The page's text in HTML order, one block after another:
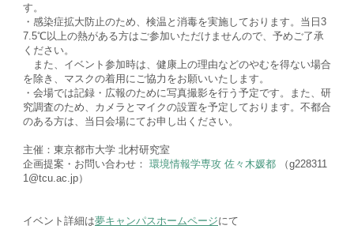
す。
・感染症拡大防止のため、検温と消毒を実施しております。当日3
7.5℃以上の熱がある方はご参加いただけませんので、予めご了承
ください。
また、イベント参加時は、健康上の理由などのやむを得ない場合
を除き、マスクの着用にご協力をお願いいたします。
・会場では記録・広報のために写真撮影を行う予定です。また、研
究調査のため、カメラとマイクの設置を予定しております。不都合
のある方は、当日会場にてお申し出ください。
主催：東京都市大学 北村研究室
企画提案・お問い合わせ： 環境情報学専攻 佐々木媛都 （g228311
1@tcu.ac.jp）
イベント詳細は夢キャンパスホームページにて